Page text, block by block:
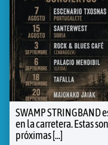
SWAMP STRINGBAND
en la carretera. Estas
próximas [...]